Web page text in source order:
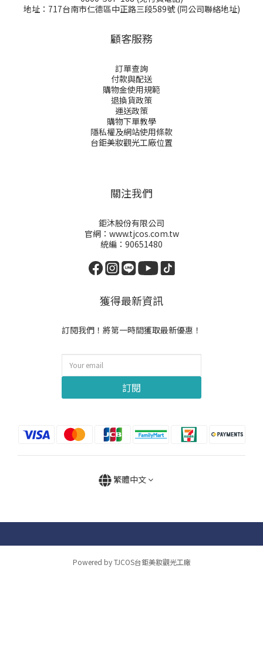
地址：717台南市仁德區中正路三段589號 (同公司聯絡地址)
顧客服務
訂單查詢
付款與配送
購物金使用規範
退換貨政策
運送政策
購物下單教學
隱私權及網站使用條款
台鉅美妝觀光工廠位置
關注我們
鉅沐股份有限公司
官網：www.tjcos.com.tw
統編：90651480
獲得最新資訊
訂閱我們！將第一時間獲取最新優惠！
訂閱
繁體中文
Powered by TJCOS台鉅美妝觀光工廠